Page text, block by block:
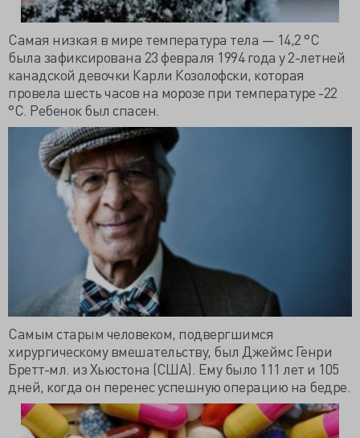
Самая низкая в мире температура тела — 14,2 °C
была зафиксирована 23 февраля 1994 года у 2-летней
канадской девочки Карли Козолофски, которая
провела шесть часов на морозе при температуре -22
°С. Ребенок был спасен.
Самым старым человеком, подвергшимся
хирургическому вмешательству, был Джеймс Генри
Бретт-мл . из Хьюстона (США). Ему было 111 лет и 105
дней, когда он перенес успешную операцию на бедре.